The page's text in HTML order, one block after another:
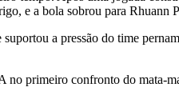
e a bola sobrou para
a pressão do time
no primeiro confronto do mata-